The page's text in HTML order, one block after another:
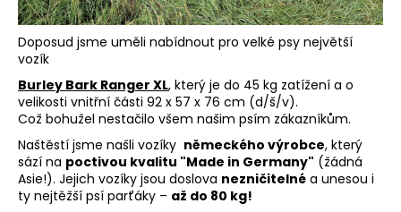
Doposud jsme uměli nabídnout pro velké psy největší
vozík
Burley Bark Ranger XL, který je do 45 kg zatížení a o
velikosti vnitřní části 92 x 57 x 76 cm (d/š/v).
Což bohužel nestačilo všem našim psím zákazníkům.
Naštěstí jsme našli vozíky německého výrobce, který
sází na poctivou kvalitu "Made in Germany" (žádná
Asie!). Jejich vozíky jsou doslova nezničitelné a unesou i
ty nejtěžší psí parťáky – až do 80 kg!
D
o
p
o
r
u
č
u
j
e
m
e